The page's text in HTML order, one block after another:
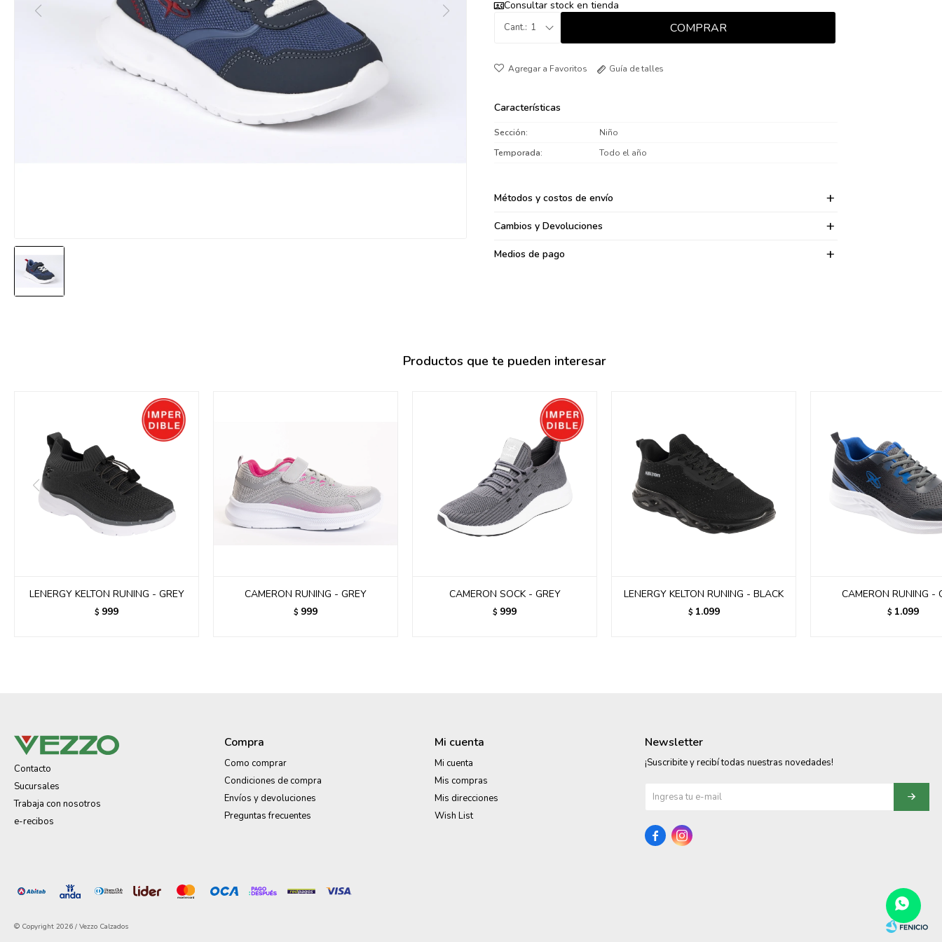
Consultar stock en tienda
1 COMPRAR
Guía de talles
Características
Sección
Niño
Temporada
Todo el año
Métodos y costos de envío
Cambios y Devoluciones
Medios de pago
Productos que te pueden interesar
LENERGY KELTON RUNING - GREY
$ 999
CAMERON RUNING - GREY
$ 999
CAMERON SOCK - GREY
$ 999
LENERGY KELTON RUNING - BLACK
$ 1.099
CAMERON RUNING -
$ 1.099
095900371
095900382
094499894
095900369
095101509
095660015
095900383
095900383
095900354
Contacto
Sucursales
Trabaja con nosotros
e-recibos
Compra
Como comprar
Condiciones de compra
Envíos y devoluciones
Preguntas frecuentes
Mi cuenta
Mi cuenta
Mis compras
Mis direcciones
Wish List
Newsletter
¡Suscribite y recibí todas nuestras novedades!
 
© Copyright 2026 / Vezzo Calzados